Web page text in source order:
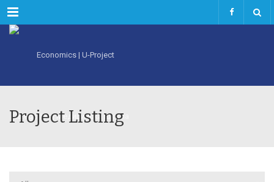
Menu
Project Listing